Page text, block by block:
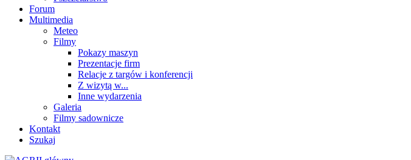
Forum
Multimedia
Meteo
Filmy
Pokazy maszyn
Prezentacje firm
Relacje z targów i konferencji
Z wizytą w...
Inne wydarzenia
Galeria
Filmy sadownicze
Kontakt
Szukaj